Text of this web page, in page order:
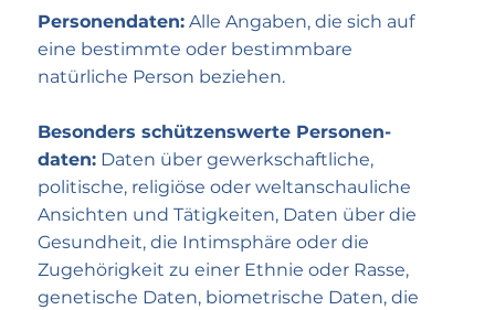
Personen­daten: Alle Angaben, die sich auf
eine bestimmte oder bestimmbare
natürliche Person beziehen.
Besonders schützenswerte Personen­
daten: Daten über gewerk­schaftliche,
politische, religiöse oder welt­anschauliche
Ansichten und Tätigkeiten, Daten über die
Gesund­heit, die Intim­sphäre oder die
Zugehörigkeit zu einer Ethnie oder Rasse,
genetische Daten, biometrische Daten, die